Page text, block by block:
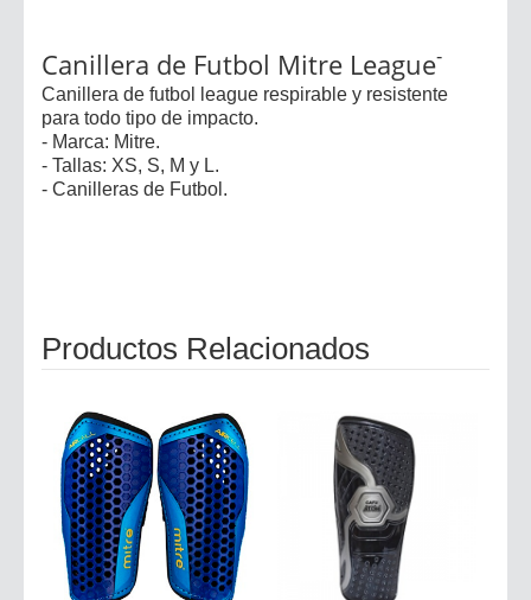
Canillera de Futbol Mitre League-
Canillera de futbol league respirable y resistente
para todo tipo de impacto.
- Marca: Mitre.
- Tallas: XS, S, M y L.
- Canilleras de Futbol.
Productos Relacionados